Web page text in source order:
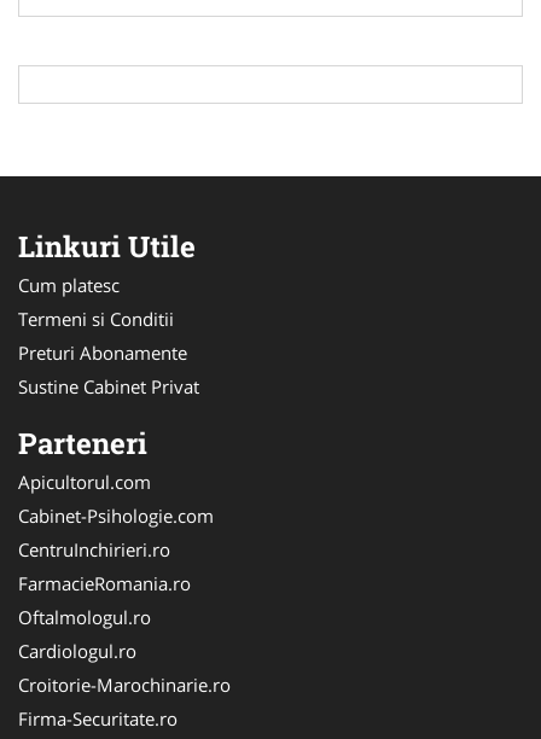
Linkuri Utile
Cum platesc
Termeni si Conditii
Preturi Abonamente
Sustine Cabinet Privat
Parteneri
Apicultorul.com
Cabinet-Psihologie.com
CentruInchirieri.ro
FarmacieRomania.ro
Oftalmologul.ro
Cardiologul.ro
Croitorie-Marochinarie.ro
Firma-Securitate.ro